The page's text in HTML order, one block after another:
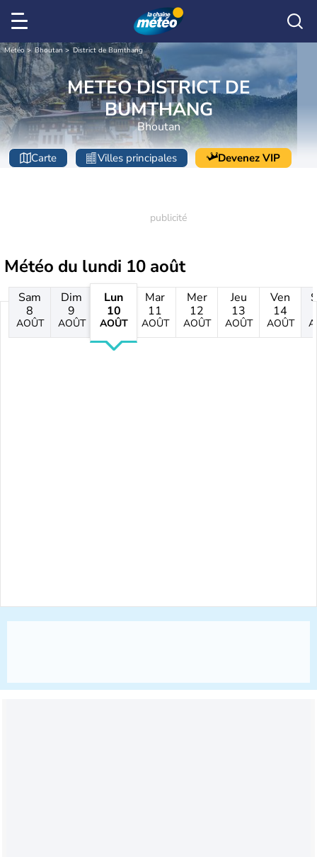
Météo Bhoutan District de Bumthang
METEO DISTRICT DE
BUMTHANG
Bhoutan
Carte Villes principales Devenez VIP
Météo du lundi 10 août
Sam
8
AOÛT
Dim
9
AOÛT
Lun
10
AOÛT
Mar
11
AOÛT
Mer
12
AOÛT
Jeu
13
AOÛT
Ven
14
AOÛT